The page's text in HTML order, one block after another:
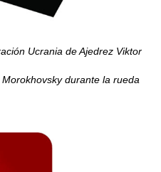
Ucrania de Ajedrez Viktor
durante la rueda